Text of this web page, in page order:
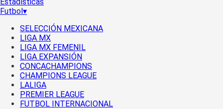
Futbol▾
SELECCIÓN MEXICANA
LIGA MX
LIGA MX FEMENIL
LIGA EXPANSIÓN
CONCACHAMPIONS
CHAMPIONS LEAGUE
LALIGA
PREMIER LEAGUE
FUTBOL INTERNACIONAL